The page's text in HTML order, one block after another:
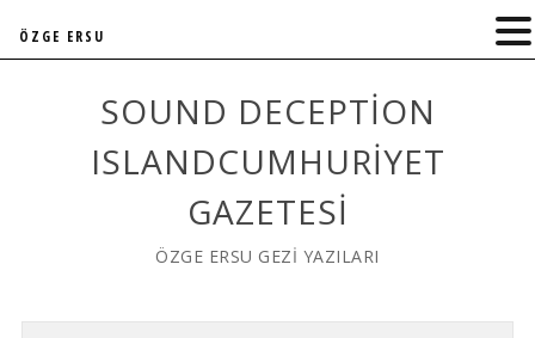
SOUND DECEPTION
ISLANDCUMHURIYET
GAZETESI
ÖZGE ERSU GEZİ YAZILARI
ÖZGE ERSU